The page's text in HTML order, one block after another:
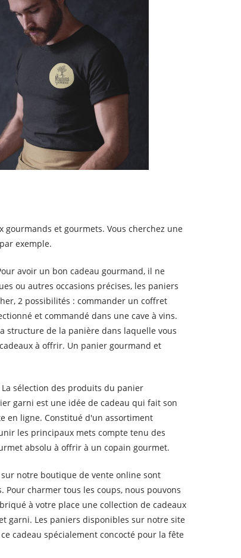
et gourmets. Vous cherchez une
exemple.
avoir un bon cadeau gourmand, il ne
ou autres occasions précises, les paniers
2 possibilités : commander un coffret
et commandé dans une cave à vins.
structure de la panière dans laquelle vous
à offrir. Un panier gourmand et
sélection des produits du panier
garni est une idée de cadeau qui fait son
en ligne. Constitué d'un assortiment
les principaux mets compte tenu des
absolu à offrir à un copain gourmet.
notre boutique de vente online sont
charmer tous les coups, nous pouvons
à votre place une collection de cadeaux
garni. Les paniers disponibles sur notre site
cadeau spécialement concocté pour la fête